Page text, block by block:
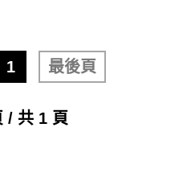
1 最後頁
/ 共 1 頁